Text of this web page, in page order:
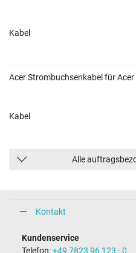
Kabel
Acer Strombuchsenkabel für
Kabel
Alle
Kontakt
Kundenservice
Telefon:+49 7823 96 123 - 0